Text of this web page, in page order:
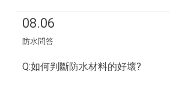
08.06
防水問答
Q:如何判斷防水材料的好壞?